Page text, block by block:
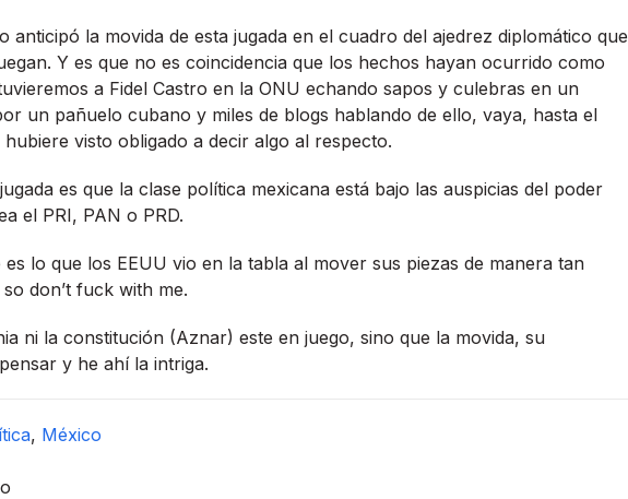
anticipó la movida de esta jugada en el cuadro del ajedrez diplomático que
Y es que no es coincidencia que los hechos hayan ocurrido como
a Fidel Castro en la ONU echando sapos y culebras en un
un pañuelo cubano y miles de blogs hablando de ello, vaya, hasta el
visto obligado a decir algo al respecto.
es que la clase polí­tica mexicana está bajo las auspicias del poder
el PRI, PAN o PRD.
es lo que los EEUU vio en la tabla al mover sus piezas de manera tan
don’t fuck with me.
ni la constitución (Aznar) este en juego, sino que la movida, su
y he ahí­ la intriga.
, México